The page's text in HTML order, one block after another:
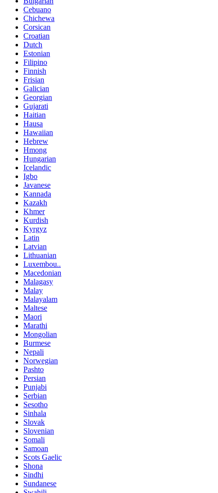
Cebuano
Chichewa
Corsican
Croatian
Dutch
Estonian
Filipino
Finnish
Frisian
Galician
Georgian
Gujarati
Haitian
Hausa
Hawaiian
Hebrew
Hmong
Hungarian
Icelandic
Igbo
Javanese
Kannada
Kazakh
Khmer
Kurdish
Kyrgyz
Latin
Latvian
Lithuanian
Luxembou..
Macedonian
Malagasy
Malay
Malayalam
Maltese
Maori
Marathi
Mongolian
Burmese
Nepali
Norwegian
Pashto
Persian
Punjabi
Serbian
Sesotho
Sinhala
Slovak
Slovenian
Somali
Samoan
Scots Gaelic
Shona
Sindhi
Sundanese